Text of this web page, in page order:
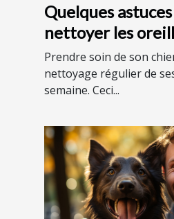
Quelques
nettoyer les
chien
Prendre soin de son
nettoyage régulier de
semaine. Ceci...